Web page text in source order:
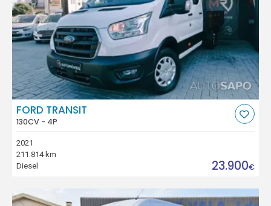
FORD TRANSIT
130CV - 4P
2021
211.814 km
Diesel
23.900€